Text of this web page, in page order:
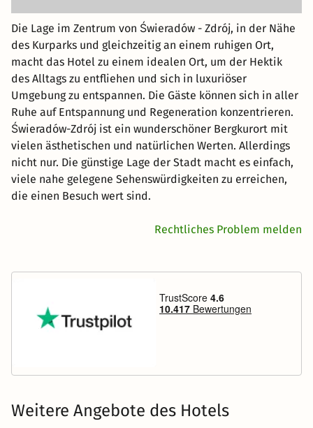
Die Lage im Zentrum von Świeradów - Zdrój, in der Nähe
des Kurparks und gleichzeitig an einem ruhigen Ort,
macht das Hotel zu einem idealen Ort, um der Hektik
des Alltags zu entfliehen und sich in luxuriöser
Umgebung zu entspannen. Die Gäste können sich in aller
Ruhe auf Entspannung und Regeneration konzentrieren.
Świeradów-Zdrój ist ein wunderschöner Bergkurort mit
vielen ästhetischen und natürlichen Werten. Allerdings
nicht nur. Die günstige Lage der Stadt macht es einfach,
viele nahe gelegene Sehenswürdigkeiten zu erreichen,
die einen Besuch wert sind.
Rechtliches Problem melden
Weitere Angebote des Hotels